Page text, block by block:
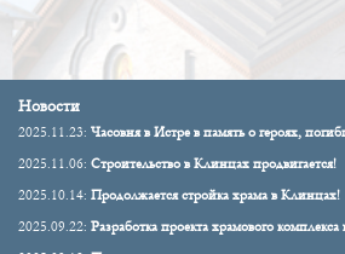
Новости
2025.11.23: Часовня в Истре в память о героях,
2025.11.06: Строительство в Клинцах продвигается!
2025.10.14: Продолжается стройка храма в Клинцах!
2025.09.22: Разработка проекта храмового комплекса